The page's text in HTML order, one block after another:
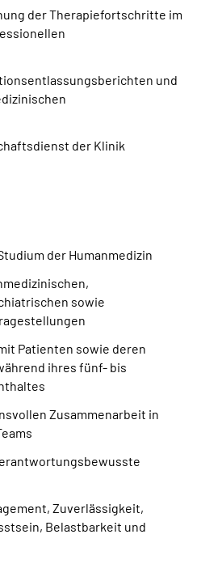
der Therapiefortschritte im
und
der Klinik
der Humanmedizin
sowie
Patienten sowie deren
ihres fünf- bis
Zusammenarbeit in
Zuverlässigkeit,
Belastbarkeit und